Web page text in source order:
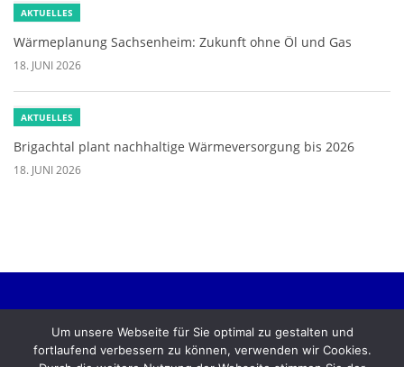
AKTUELLES
Wärmeplanung Sachsenheim: Zukunft ohne Öl und Gas
18. JUNI 2026
AKTUELLES
Brigachtal plant nachhaltige Wärmeversorgung bis 2026
18. JUNI 2026
Kontakt Compliance Datenschutz Impressum
English version
Um unsere Webseite für Sie optimal zu gestalten und
fortlaufend verbessern zu können, verwenden wir Cookies.